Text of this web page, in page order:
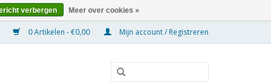
0 Artikelen - €0,00 Mijn account / Registreren
verbergen Meer over cookies »